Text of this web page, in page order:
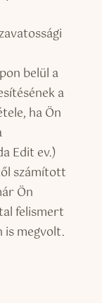
belül a
a
ha Ön
Edit ev.)
számított
Ön
felismert
is megvolt.